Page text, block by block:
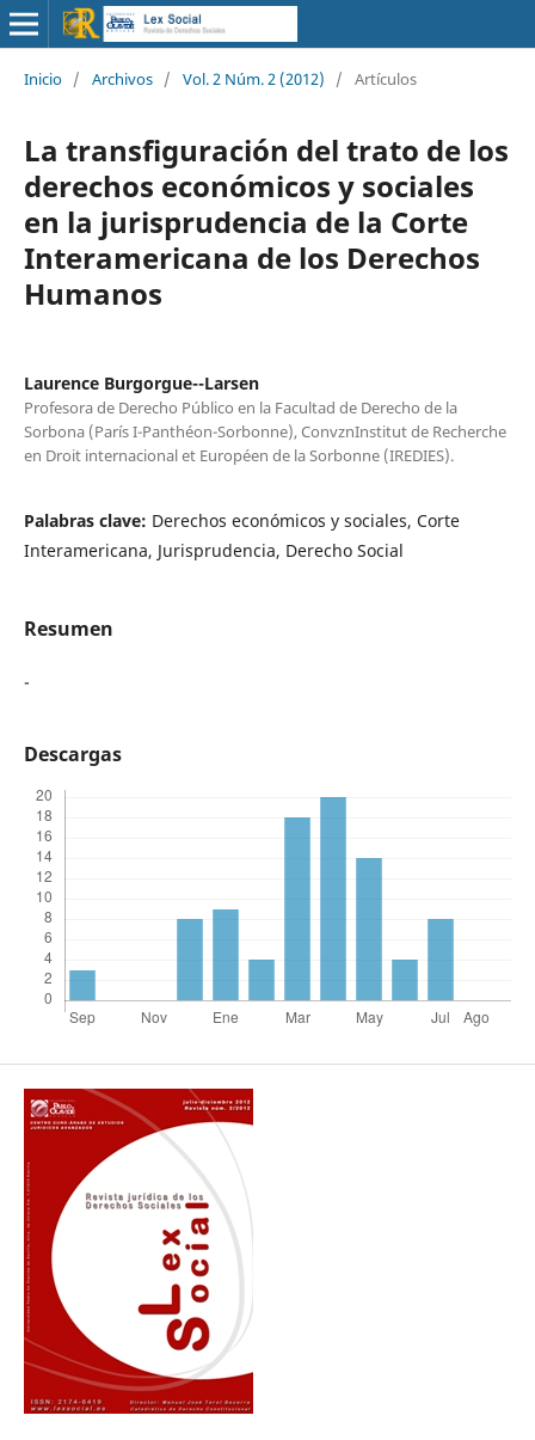
Inicio / Archivos / Vol. 2 Núm. 2 (2012) / Artículos
La transfiguración del trato de los
derechos económicos y sociales
en la jurisprudencia de la Corte
Interamericana de los Derechos
Humanos
Laurence Burgorgue--Larsen
Profesora de Derecho Público en la Facultad de Derecho de la
Sorbona (París I-Panthéon-Sorbonne), ConvznInstitut de Recherche
en Droit internacional et Européen de la Sorbonne (IREDIES).
Palabras clave: Derechos económicos y sociales, Corte
Interamericana, Jurisprudencia, Derecho Social
Resumen
-
Descargas